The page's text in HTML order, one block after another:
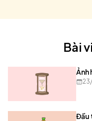
Bài
Ảnh
Đầu